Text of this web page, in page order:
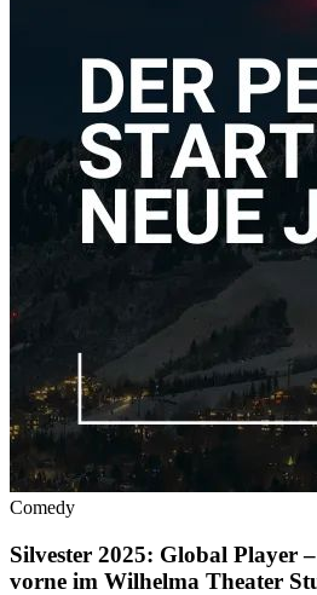
Comedy
Silvester 2025: Global Player
vorne im Wilhelma Theater